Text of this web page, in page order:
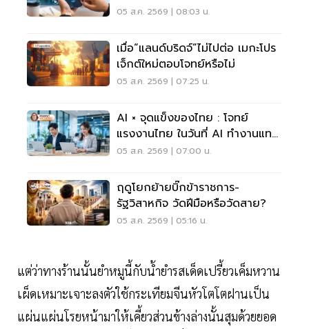
05 ส.ค. 2569 | 08:03 น.
เมื่อ“แลนด์บริดจ์”ไม่ไปต่อ เมกะโปร
เจ็กต์ใหม่ตอบโจทย์หรือไม่
05 ส.ค. 2569 | 07:25 น.
AI × จุดแข็งของไทย : โจทย์
แรงงานไทย ในวันที่ AI ทำงานแทน
เราได้มากขึ้น
05 ส.ค. 2569 | 07:00 น.
ฤดูโยกย้ายบิ๊กข้าราชการ-
รัฐวิสาหกิจ วัดฝีมือหรือวัดสาย?
05 ส.ค. 2569 | 05:16 น.
แต่ว่าทางร้านนั้นยำหมูนี้กับน้ำยำรสเด็ดเปรี้ยวเค็มหวาน
เผ็ดเหมาะเจาะลงตัวใช้กระเทียมจีนหัวโตโตฝานเป็น
แผ่นแผ่นโรยหน้ามาให้เคี้ยวส่วนข้างล่างนั้นสุมด้วยยอด